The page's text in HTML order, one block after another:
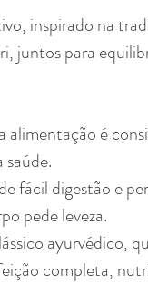
inspirado na
juntos para
é
fácil digestão e
pede leveza.
ayurvédico,
completa,